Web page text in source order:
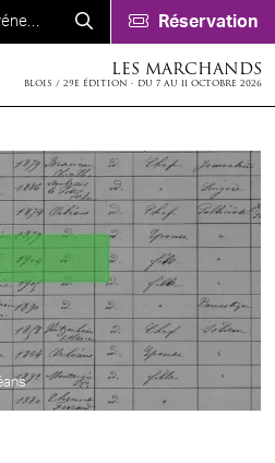
Réservation
LES MARCHANDS
BLOIS / 29E ÉDITION - DU 7 AU 11 OCTOBRE 2026